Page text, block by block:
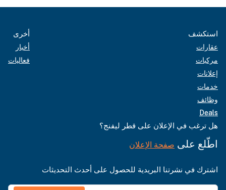
استكشف
عقارات
مركبات
إعلانات
خدمات
وظائف
Deals
أخرى
أخبار
فعاليات
هل ترغب في الإعلان على قطر ليفنج؟
اطّلع على صفحة الإعلان
اشترك في نشرتنا البريدية للحصول على أحدث التحديثات